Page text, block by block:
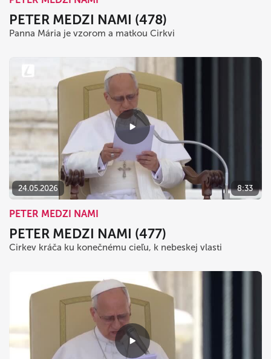
PETER MEDZI NAMI (478)
Panna Mária je vzorom a matkou Cirkvi
24.05.2026 8:33
PETER MEDZI NAMI
PETER MEDZI NAMI (477)
Cirkev kráča ku konečnému cieľu, k nebeskej vlasti